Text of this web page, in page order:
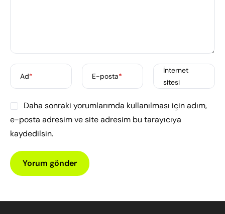
Ad* E-posta*
İnternet
sitesi
Daha sonraki yorumlarımda kullanılması için adım,
e-posta adresim ve site adresim bu tarayıcıya
kaydedilsin.